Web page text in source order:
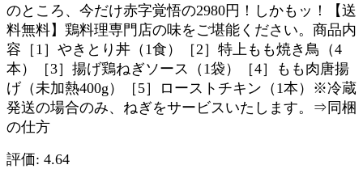
のところ、今だけ赤字覚悟の2980円！しかもッ！【送
料無料】鶏料理専門店の味をご堪能ください。商品内
容［1］やきとり丼（1食）［2］特上もも焼き鳥（4
本）［3］揚げ鶏ねぎソース（1袋）［4］もも肉唐揚
げ（未加熱400g）［5］ローストチキン（1本）※冷蔵
発送の場合のみ、ねぎをサービスいたします。⇒同梱
の仕方
評価: 4.64